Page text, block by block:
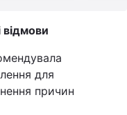
відмови
для
причин